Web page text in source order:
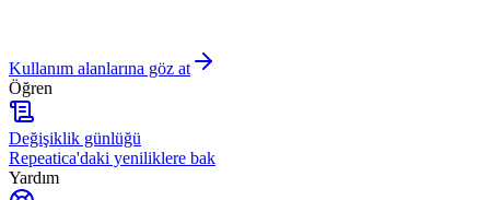
Kullanım alanlarına göz at
Öğren
Değişiklik günlüğü
Repeatica'daki yeniliklere bak
Yardım